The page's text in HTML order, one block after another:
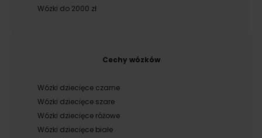
Wózki do 2000 zł
Cechy wózków
Wózki dziecięce czarne
Wózki dziecięce szare
Wózki dziecięce różowe
Wózki dziecięce białe